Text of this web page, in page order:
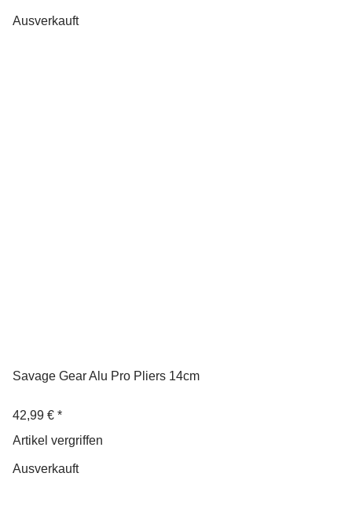
Ausverkauft
Savage Gear Alu Pro Pliers 14cm
42,99 € *
Artikel vergriffen
Ausverkauft